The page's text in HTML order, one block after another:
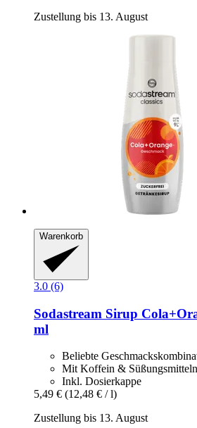
Zustellung bis 13. August
Warenkorb
3.0 (6)
Sodastream Sirup
ml
Beliebte
Mit Koffein & Süßungsmitteln
Inkl. Dosierkappe
5,49 € (12,48 € / l)
Zustellung bis 13. August